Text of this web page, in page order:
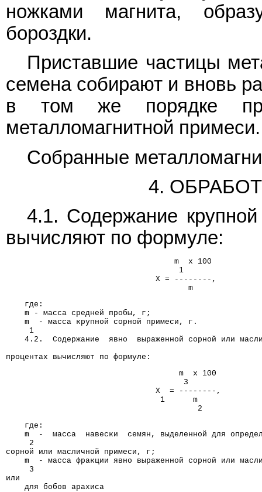
ножками магнита,
бороздки.
Приставшие частицы
семена собирают и вновь
в том же порядке
металломагнитной примеси.
Собранные
4.
4.1. Содержание
вычисляют по формуле:
                                    m  x 100
                                     1
                                X = --------,
                                       m
    где:
    m - масса средней пробы, г;
    m  - масса крупной сорной примеси, г.
     1
4.2.  Содержание  явно  выраженной сорной или
процентах вычисляют по формуле:
                                     m  x 100
                                      3
                                X  = --------,
                                 1      m
                                         2
    где:
m  -  масса  навески  семян, выделенной для
     2
сорной или масличной примеси, г;
m  - масса фракции явно выраженной сорной или
     3
или
    для бобов арахиса